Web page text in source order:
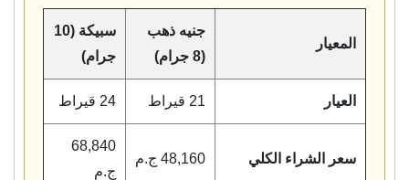
المعيار
جنيه ذهب
(8 جرام)
سبيكة (10
جرام)
العيار 21 قيراط 24 قيراط
سعر الشراء الكلي 48,160 ج.م
68,840
ج.م